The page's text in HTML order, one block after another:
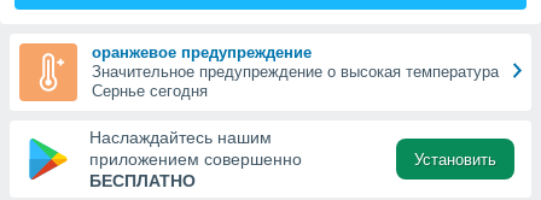
к этому
доступ
оранжевое предупреждение
Значительное предупреждение о высокая температура
Сернье сегодня
Наслаждайтесь нашим
приложением совершенно
БЕСПЛАТНО
Установить